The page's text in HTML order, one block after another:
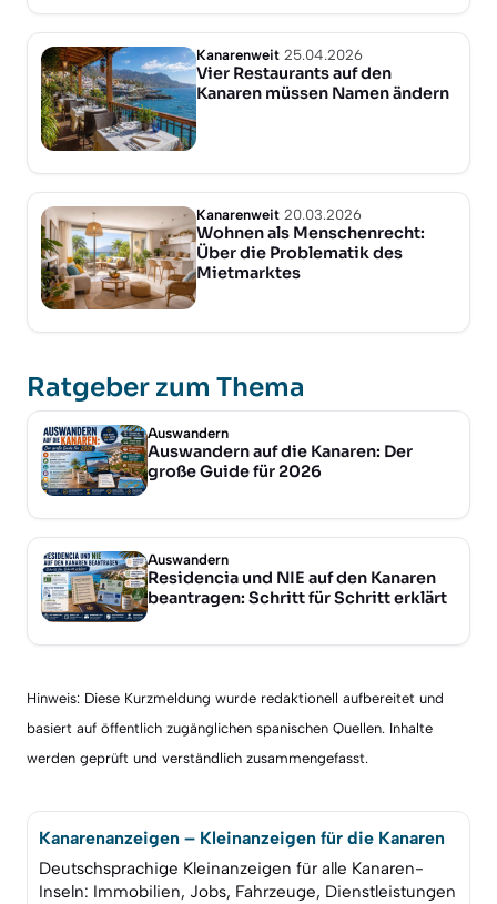
Kanarenweit 25.04.2026
Vier Restaurants auf den
Kanaren müssen Namen ändern
Kanarenweit 20.03.2026
Wohnen als Menschenrecht:
Über die Problematik des
Mietmarktes
Ratgeber zum Thema
Auswandern
Auswandern auf die Kanaren: Der
große Guide für 2026
Auswandern
Residencia und NIE auf den Kanaren
beantragen: Schritt für Schritt erklärt
Hinweis: Diese Kurzmeldung wurde redaktionell aufbereitet und
basiert auf öffentlich zugänglichen spanischen Quellen. Inhalte
werden geprüft und verständlich zusammengefasst.
Kanarenanzeigen – Kleinanzeigen für die Kanaren
Deutschsprachige Kleinanzeigen für alle Kanaren-
Inseln: Immobilien, Jobs, Fahrzeuge, Dienstleistungen